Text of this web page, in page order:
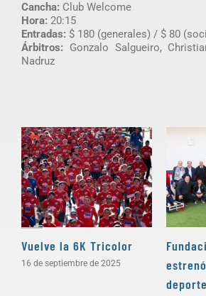
Cancha: Club Welcome
Hora: 20:15
Entradas: $ 180 (generales) / $ 80
Árbitros: Gonzalo Salgueiro,
Nadruz
Vuelve la 6K Tricolor
16 de septiembre de 2025